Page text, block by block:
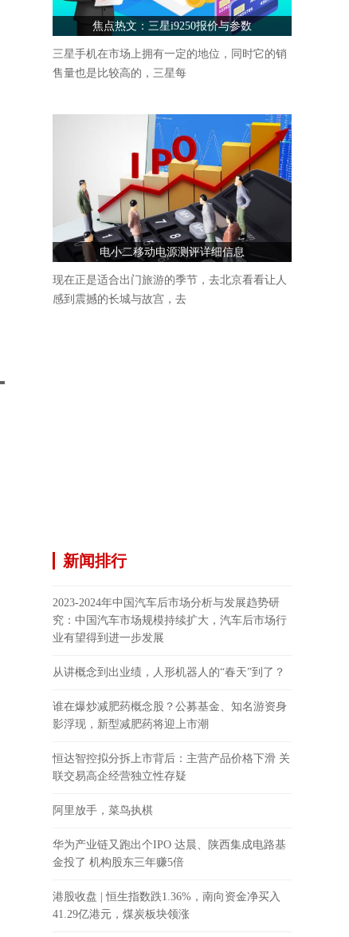
焦点热文：三星i9250报价与参数
三星手机在市场上拥有一定的地位，同时它的销
售量也是比较高的，三星每
电小二移动电源测评详细信息
现在正是适合出门旅游的季节，去北京看看让人
感到震撼的长城与故宫，去
新闻排行
2023-2024年中国汽车后市场分析与发展趋势研
究：中国汽车市场规模持续扩大，汽车后市场行
业有望得到进一步发展
从讲概念到出业绩，人形机器人的“春天”到了？
谁在爆炒减肥药概念股？公募基金、知名游资身
影浮现，新型减肥药将迎上市潮
恒达智控拟分拆上市背后：主营产品价格下滑 关
联交易高企经营独立性存疑
阿里放手，菜鸟执棋
华为产业链又跑出个IPO 达晨、陕西集成电路基
金投了 机构股东三年赚5倍
港股收盘 | 恒生指数跌1.36%，南向资金净买入
41.29亿港元，煤炭板块领涨